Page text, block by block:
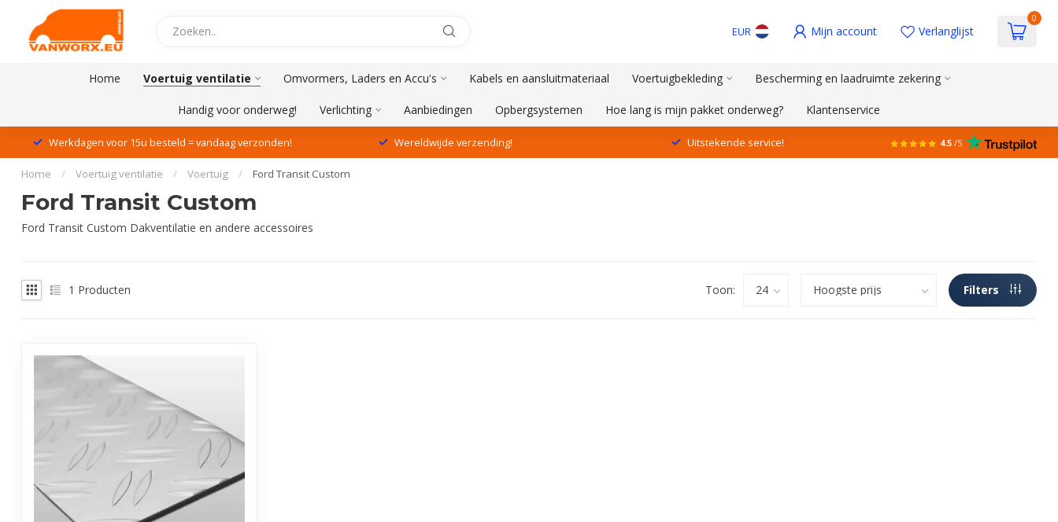
EUR Mijn account Verlanglijst
0
Home Voertuig ventilatie Omvormers, Laders en Accu's Kabels en aansluitmateriaal Voertuigbekleding Bescherming en laadruimte zekering
Handig voor onderweg! Verlichting Aanbiedingen Opbergsystemen Hoe lang is mijn pakket onderweg? Klantenservice
Werkdagen voor 15u besteld = vandaag verzonden! Wereldwijde verzending! Uitstekende service! 4.5 /5
Home / Voertuig ventilatie / Voertuig / Ford Transit Custom
Ford Transit Custom
Ford Transit Custom Dakventilatie en andere accessoires
1 Producten Toon: Filters